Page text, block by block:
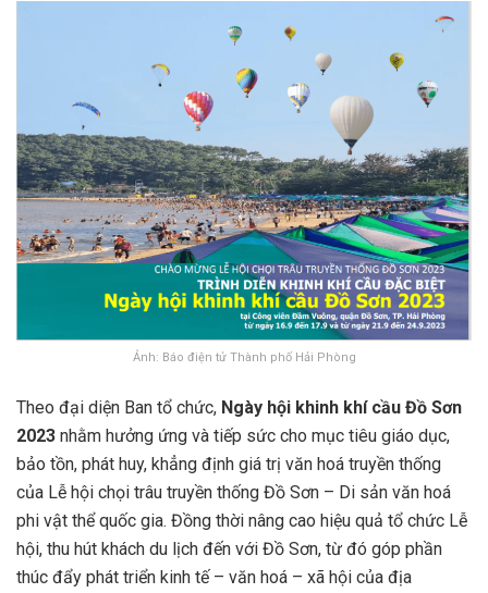
Ảnh: Báo điện tử Thành phố Hải Phòng
Theo đại diện Ban tổ chức, Ngày hội khinh khí cầu Đồ Sơn
2023 nhằm hưởng ứng và tiếp sức cho mục tiêu giáo dục,
bảo tồn, phát huy, khẳng định giá trị văn hoá truyền thống
của Lễ hội chọi trâu truyền thống Đồ Sơn – Di sản văn hoá
phi vật thể quốc gia. Đồng thời nâng cao hiệu quả tổ chức Lễ
hội, thu hút khách du lịch đến với Đồ Sơn, từ đó góp phần
thúc đẩy phát triển kinh tế – văn hoá – xã hội của địa